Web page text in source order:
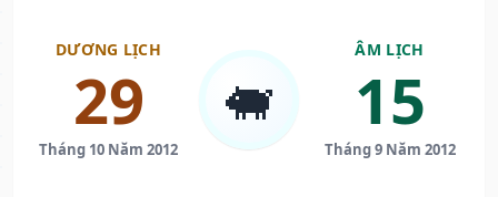
DƯƠNG LỊCH
29
Tháng 10 Năm 2012
🐖
ÂM LỊCH
15
Tháng 9 Năm 2012